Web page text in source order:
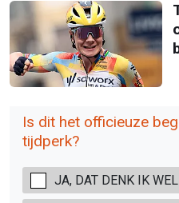
Is dit het officieuze
tijdperk?
JA, DAT DENK IK WEL